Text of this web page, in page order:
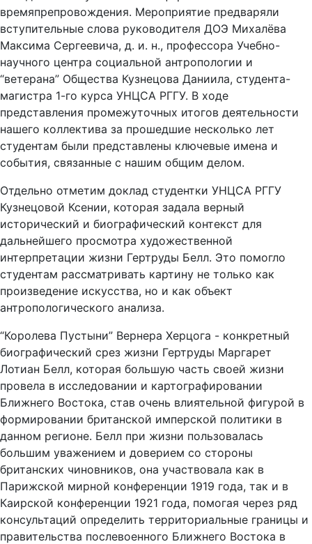
времяпрепровождения. Мероприятие предваряли
вступительные слова руководителя ДОЭ Михалёва
Максима Сергеевича, д. и. н., профессора Учебно-
научного центра социальной антропологии и
“ветерана” Общества Кузнецова Даниила, студента-
магистра 1-го курса УНЦСА РГГУ. В ходе
представления промежуточных итогов деятельности
нашего коллектива за прошедшие несколько лет
студентам были представлены ключевые имена и
события, связанные с нашим общим делом.
Отдельно отметим доклад студентки УНЦСА РГГУ
Кузнецовой Ксении, которая задала верный
исторический и биографический контекст для
дальнейшего просмотра художественной
интерпретации жизни Гертруды Белл. Это помогло
студентам рассматривать картину не только как
произведение искусства, но и как объект
антропологического анализа.
“Королева Пустыни” Вернера Херцога - конкретный
биографический срез жизни Гертруды Маргарет
Лотиан Белл, которая большую часть своей жизни
провела в исследовании и картографировании
Ближнего Востока, став очень влиятельной фигурой в
формировании британской имперской политики в
данном регионе. Белл при жизни пользовалась
большим уважением и доверием со стороны
британских чиновников, она участвовала как в
Парижской мирной конференции 1919 года, так и в
Каирской конференции 1921 года, помогая через ряд
консультаций определить территориальные границы и
правительства послевоенного Ближнего Востока в